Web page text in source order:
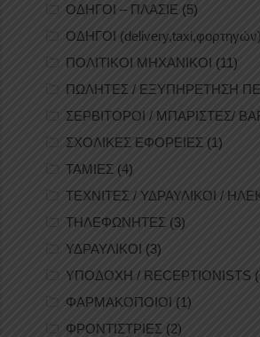
ΟΔΗΓΟΙ – ΠΛΑΣΙΕ (5)
ΟΔΗΓΟΙ (delivery,taxi,φορτηγών)
ΠΟΛΙΤΙΚΟΙ ΜΗΧΑΝΙΚΟΙ (11)
ΠΩΛΗΤΕΣ / ΕΞΥΠΗΡΕΤΗΣΗ
ΣΕΡΒΙΤΟΡΟΙ / ΜΠΑΡΙΣΤΕΣ/
ΣΧΟΛΙΚΕΣ ΕΦΟΡΕΙΕΣ (1)
ΤΑΜΙΕΣ (4)
ΤΕΧΝΙΤΕΣ / ΥΔΡΑΥΛΙΚΟΙ /
ΤΗΛΕΦΩΝΗΤΕΣ (3)
ΥΔΡΑΥΛΙΚΟΙ (3)
ΥΠΟΔΟΧΗ / RECEPTIONISTS
ΦΑΡΜΑΚΟΠΟΙΟΙ (1)
ΦΡΟΝΤΙΣΤΡΙΕΣ (2)